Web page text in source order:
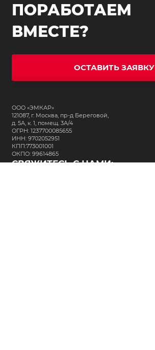
ПОРАБОТАЕМ
ВМЕСТЕ?
ОСТАВИТЬ ЗАЯВКУ
ООО «ЭМКАР»
121087, г. Москва, пр-д Береговой,
д. 5А, к. 1, помещ. 3А/4
ОГРН: 1237700085655
ИНН: 9702052951
КПП:773001001
ОКПО: 99614865
СВЯЖИТЕСЬ С НАМИ: